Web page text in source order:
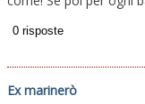
Ex marinerò